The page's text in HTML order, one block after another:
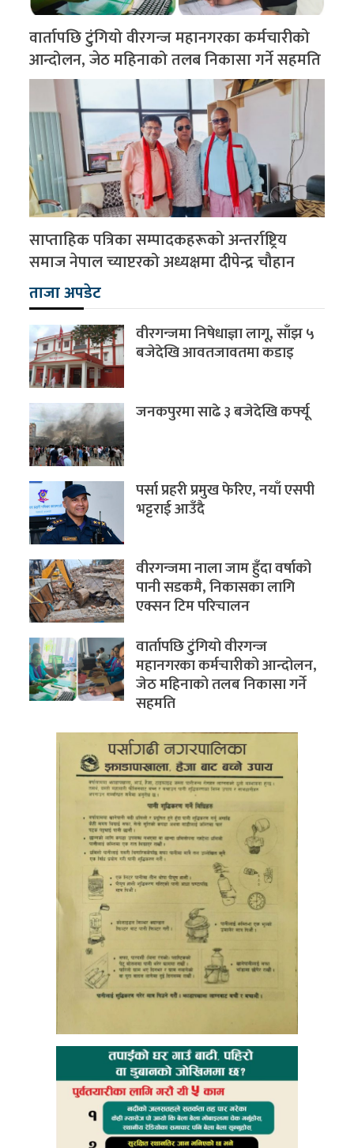
वार्तापछि टुंगियो वीरगन्ज महानगरका कर्मचारीको
आन्दोलन, जेठ महिनाको तलब निकासा गर्ने सहमति
साप्ताहिक पत्रिका सम्पादकहरूको अन्तर्राष्ट्रिय
समाज नेपाल च्याप्टरको अध्यक्षमा दीपेन्द्र चौहान
ताजा अपडेट
वीरगन्जमा निषेधाज्ञा लागू, साँझ ५
बजेदेखि आवतजावतमा कडाइ
जनकपुरमा साढे ३ बजेदेखि कर्फ्यू
पर्सा प्रहरी प्रमुख फेरिए, नयाँ एसपी
भट्टराई आउँदै
वीरगन्जमा नाला जाम हुँदा वर्षाको
पानी सडकमै, निकासका लागि
एक्सन टिम परिचालन
वार्तापछि टुंगियो वीरगन्ज
महानगरका कर्मचारीको आन्दोलन,
जेठ महिनाको तलब निकासा गर्ने
सहमति